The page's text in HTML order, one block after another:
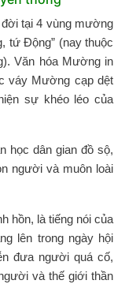
tại 4 vùng mường
tứ Động” (nay thuộc
Văn hóa Mường in
váy Mường cạp dệt
sự khéo léo của
học dân gian đồ sộ,
người và muôn loài
hồn, là tiếng nói của
lên trong ngày hội
đưa người quá cố,
và thế giới thần